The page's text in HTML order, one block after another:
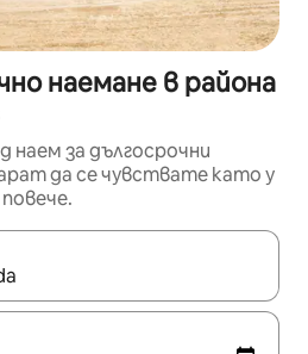
наемане в района
за дългосрочни
да се чувствате като у
покажат, използвайте